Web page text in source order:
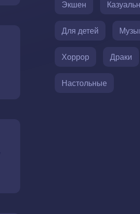
Экшен
Для детей
Хоррор Драки
Настольные